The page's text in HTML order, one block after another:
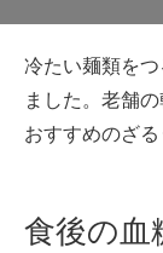
冷たい麺類を
ました。老舗
おすすめのざる
食後の血